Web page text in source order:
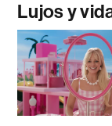
Lujos y